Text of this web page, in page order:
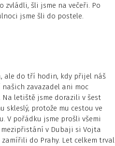
zvládli, šli jsme na večeři. Po
jsme šli do postele.
ale do tří hodin, kdy přijel náš
zavazadel ani moc
Na letiště jsme dorazili v šest
protože mu cestou ve
V pořádku jsme prošli všemi
mezipřistání v Dubaji si Vojta
do Prahy. Let celkem trval